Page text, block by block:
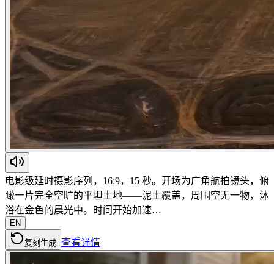
电影级延时摄影序列，16:9，15 秒。开场为广角航拍镜头，俯
瞰一片完全空旷的平坦土地——泥土覆盖，周围空无一物，沐
浴在金色的晨光中。时间开始加速…
EN
复刻生成 查看详情